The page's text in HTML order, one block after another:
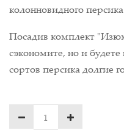
колонновидного
Посадив комплект
сэкономите, но и
сортов персика долгие